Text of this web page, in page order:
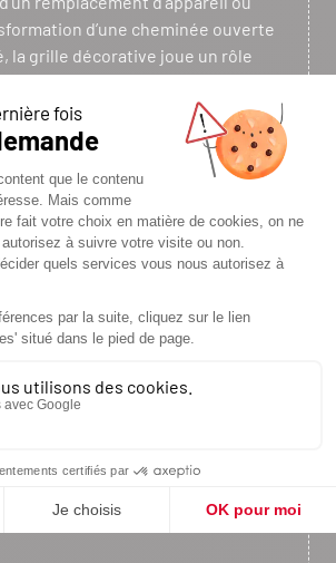
d’une cheminée ouverte
la grille décorative joue un rôle
de combler les vides et d’unifier
de l’installation. Le
intégration esthétique soignée
qui valorise aussi bien l’appareil
lequel il s’inscrit.
simple élément de finition, les
SEGUIN, dédiées
aux inserts et foyers en fonte,
à une fonction technique
de l’appareil et accompagner
indispensable à la
l’air, elles participent directement
et au bon fonctionnement